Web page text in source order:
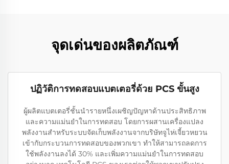
จุดเด่นของผลิตภัณฑ์
ปฏิวัติการทดสอบแบตเตอรี่ด้วย PCS ขั้นสูง
ผู้ผลิตแบตเตอรี่ชั้นนำรายหนึ่งเผชิญปัญหาด้านประสิทธิภาพ
และความแม่นยำในการทดสอบ โดยการผสานเครื่องแปลง
พลังงานสำหรับระบบจัดเก็บพลังงานจากบริษัทจูไห่เจี้ยวหยวน
เข้ากับกระบวนการทดสอบของพวกเขา ทำให้สามารถลดการ
ใช้พลังงานลงได้ 30% และเพิ่มความแม่นยำในการทดสอบ